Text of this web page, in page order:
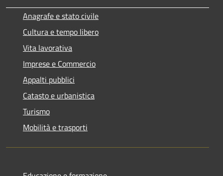
Anagrafe e stato civile
Cultura e tempo libero
Vita lavorativa
Imprese e Commercio
Appalti pubblici
Catasto e urbanistica
Turismo
Mobilità e trasporti